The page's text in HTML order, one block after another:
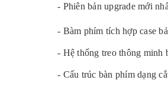
- Phiên bản upgrade mới
- Bàm phím tích hợp case
- Hệ thống treo thông minh
- Cấu trúc bàn phím dạng